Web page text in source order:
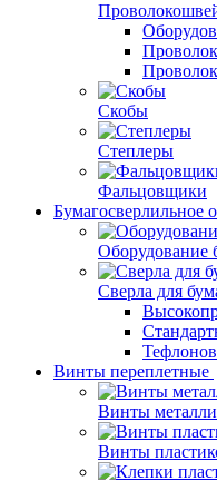
Скобы
Степлеры
Фальцовщики
Бумагосверлильное
Оборудование
Сверла для
Винты переплетные
Винты
Винты